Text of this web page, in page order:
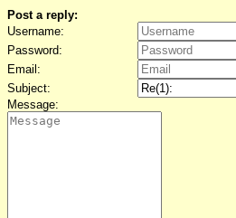
Post a reply:
Username:
Password:
Email:
Subject:
Message: